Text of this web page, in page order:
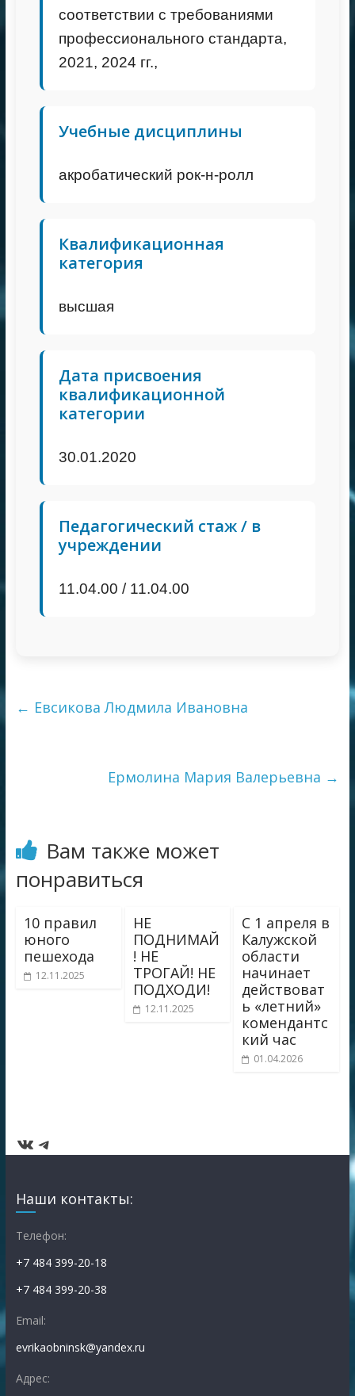
соответствии с требованиями
профессионального стандарта,
2021, 2024 гг.,
Учебные дисциплины
акробатический рок-н-ролл
Квалификационная
категория
высшая
Дата присвоения
квалификационной
категории
30.01.2020
Педагогический стаж / в
учреждении
11.04.00 / 11.04.00
← Евсикова Людмила Ивановна
Ермолина Мария Валерьевна →
Вам также может
понравиться
10 правил
юного
пешехода
12.11.2025
НЕ
ПОДНИМАЙ
! НЕ
ТРОГАЙ! НЕ
ПОДХОДИ!
12.11.2025
С 1 апреля в
Калужской
области
начинает
действоват
ь «летний»
комендантс
кий час
01.04.2026
ВКонтакте
Telegram
Наши контакты:
Телефон:
+7 484 399-20-18
+7 484 399-20-38
Email:
evrikaobninsk@yandex.ru
Адрес: